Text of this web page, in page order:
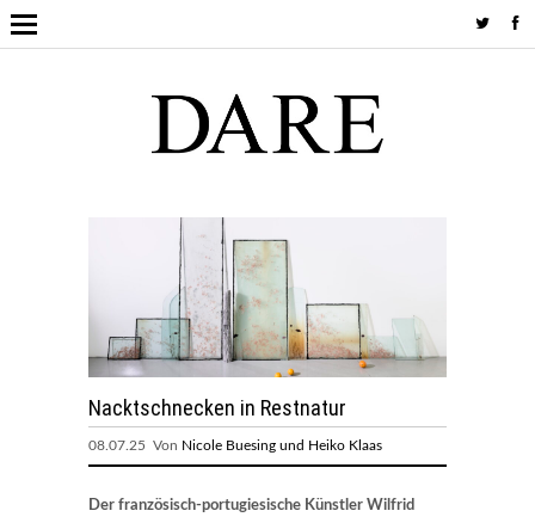
Nacktschnecken in Restnatur
08.07.25 Von Nicole Buesing und Heiko Klaas
Der französisch-portugiesische Künstler Wilfrid